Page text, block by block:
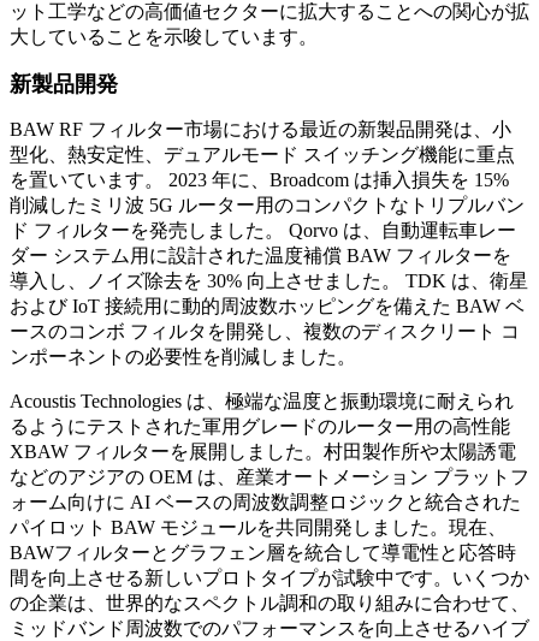
ット工学などの高価値セクターに拡大することへの関心が拡
大していることを示唆しています。
新製品開発
BAW RF フィルター市場における最近の新製品開発は、小
型化、熱安定性、デュアルモード スイッチング機能に重点
を置いています。 2023 年に、Broadcom は挿入損失を 15%
削減したミリ波 5G ルーター用のコンパクトなトリプルバン
ド フィルターを発売しました。 Qorvo は、自動運転車レー
ダー システム用に設計された温度補償 BAW フィルターを
導入し、ノイズ除去を 30% 向上させました。 TDK は、衛星
および IoT 接続用に動的周波数ホッピングを備えた BAW ベ
ースのコンボ フィルタを開発し、複数のディスクリート コ
ンポーネントの必要性を削減しました。
Acoustis Technologies は、極端な温度と振動環境に耐えられ
るようにテストされた軍用グレードのルーター用の高性能
XBAW フィルターを展開しました。村田製作所や太陽誘電
などのアジアの OEM は、産業オートメーション プラットフ
ォーム向けに AI ベースの周波数調整ロジックと統合された
パイロット BAW モジュールを共同開発しました。現在、
BAWフィルターとグラフェン層を統合して導電性と応答時
間を向上させる新しいプロトタイプが試験中です。いくつか
の企業は、世界的なスペクトル調和の取り組みに合わせて、
ミッドバンド周波数でのパフォーマンスを向上させるハイブ